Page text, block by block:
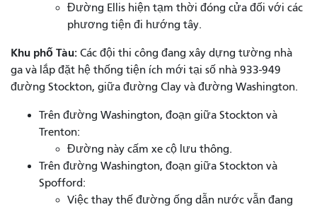
Đường Ellis hiện tạm thời đóng cửa đối với các
phương tiện đi hướng tây.
Khu phố Tàu: Các đội thi công đang xây dựng tường nhà
ga và lắp đặt hệ thống tiện ích mới tại số nhà 933-949
đường Stockton, giữa đường Clay và đường Washington.
Trên đường Washington, đoạn giữa Stockton và
Trenton:
Đường này cấm xe cộ lưu thông.
Trên đường Washington, đoạn giữa Stockton và
Spofford:
Việc thay thế đường ống dẫn nước vẫn đang